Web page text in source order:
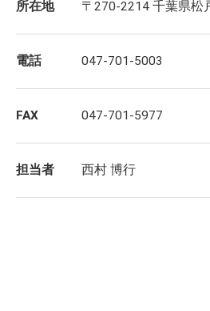
所在地 〒270-2214 千葉県松
電話 047-701-5003
FAX 047-701-5977
担当者 西村 博行